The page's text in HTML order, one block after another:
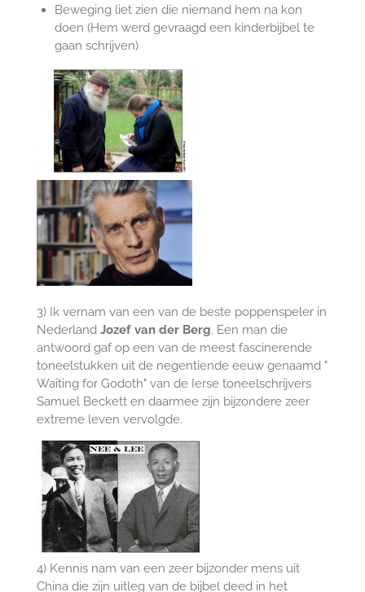
Beweging liet zien die niemand hem na kon
doen (Hem werd gevraagd een kinderbijbel te
gaan schrijven)
3) Ik vernam van een van de beste poppenspeler in
Nederland Jozef van der Berg. Een man die
antwoord gaf op een van de meest fascinerende
toneelstukken uit de negentiende eeuw genaamd "
Waiting for Godoth" van de Ierse toneelschrijvers
Samuel Beckett en daarmee zijn bijzondere zeer
extreme leven vervolgde.
4) Kennis nam van een zeer bijzonder mens uit
China die zijn uitleg van de bijbel deed in het